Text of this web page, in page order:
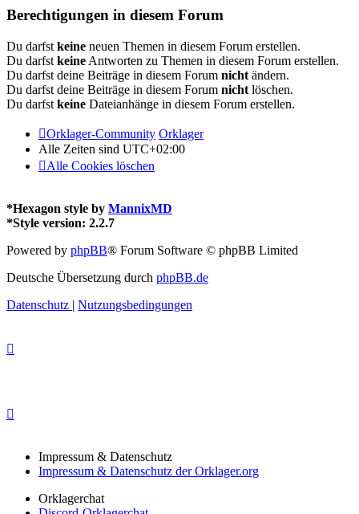
Berechtigungen in diesem Forum
Du darfst keine neuen Themen in diesem Forum erstellen.
Du darfst keine Antworten zu Themen in diesem Forum erstellen.
Du darfst deine Beiträge in diesem Forum nicht ändern.
Du darfst deine Beiträge in diesem Forum nicht löschen.
Du darfst keine Dateianhänge in diesem Forum erstellen.
Orklager-Community Orklager
Alle Zeiten sind UTC+02:00
Alle Cookies löschen
*Hexagon style by MannixMD
*Style version: 2.2.7
Powered by phpBB® Forum Software © phpBB Limited
Deutsche Übersetzung durch phpBB.de
Datenschutz | Nutzungsbedingungen
Impressum & Datenschutz
Impressum & Datenschutz der Orklager.org
Orklagerchat